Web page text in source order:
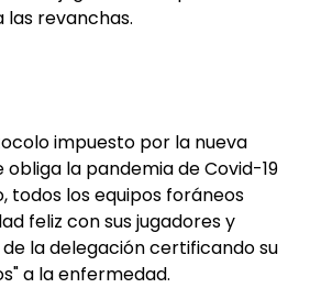
revanchas.
impuesto por la nueva
obliga la pandemia de Covid-19
todos los equipos foráneos
feliz con sus jugadores y
la delegación certificando su
a la enfermedad.